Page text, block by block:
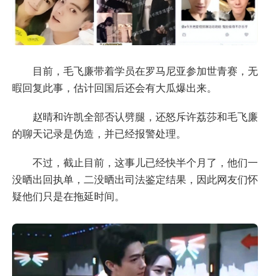
目前，毛飞廉带着学员在罗马尼亚参加世青赛，无
暇回复此事，估计回国后还会有大瓜爆出来。
赵晴和许凯全部否认劈腿，还怒斥许荔莎和毛飞廉
的聊天记录是伪造，并已经报警处理。
不过，截止目前，这事儿已经快半个月了，他们一
没晒出回执单，二没晒出司法鉴定结果，因此网友们怀
疑他们只是在拖延时间。